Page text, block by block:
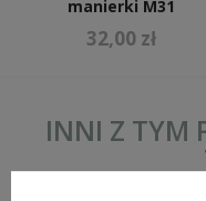
manierki M31
32,00 zł
INNI Z TYM